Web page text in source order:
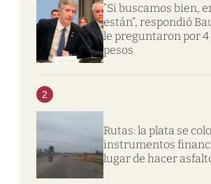
“Si buscamos bien,
están”, respondió
le preguntaron por 4
pesos
2
Rutas: la plata se
instrumentos
lugar de hacer